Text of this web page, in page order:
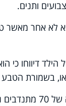
ותנים.
לא אחר מאשר
הילד דיווחו
בשמורת
לדברי